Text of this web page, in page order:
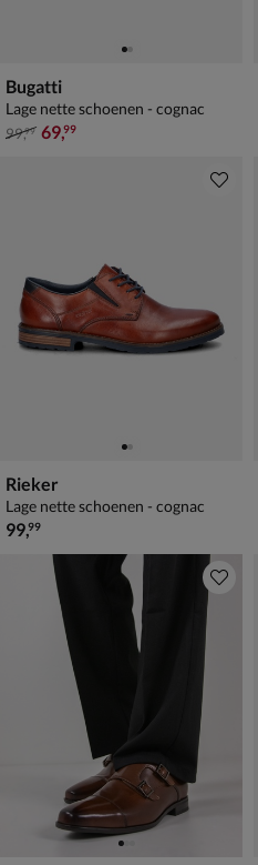
Bugatti
Lage nette schoenen - cognac
van € 99,99 voor € 69,99
99,99 69,99
Rieker
Lage nette schoenen - cognac
€ 99,99
99,99